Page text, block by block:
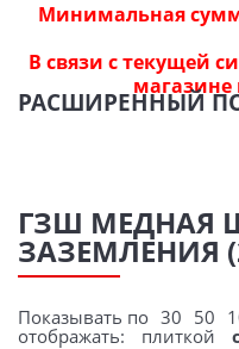
Минимальная
В связи с текущей
магазине
РАСШИРЕННЫЙ
ГЗШ МЕДНАЯ
ЗАЗЕМЛЕНИЯ
Показывать по 30 50
отображать:
плиткой